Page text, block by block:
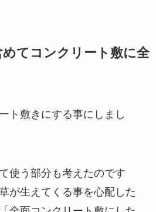
てコンクリート敷に全
ト敷きにする事にしまし
使う部分も考えたのです
が生えてくる事を心配した